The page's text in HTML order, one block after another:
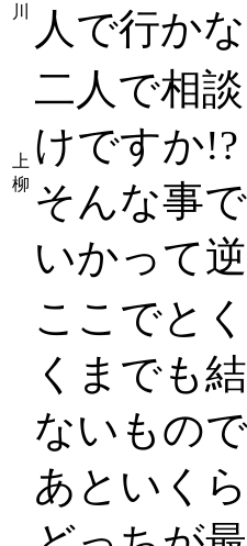
川
人で行か
上
柳
二人で相
けですか!?
そんな事
いかって
ここでと
くまでも
ないもの
あといく